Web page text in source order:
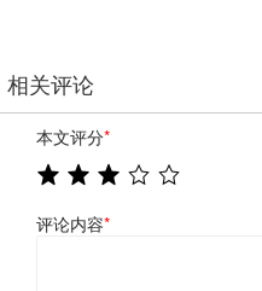
相关评论
本文评分*
评论内容*